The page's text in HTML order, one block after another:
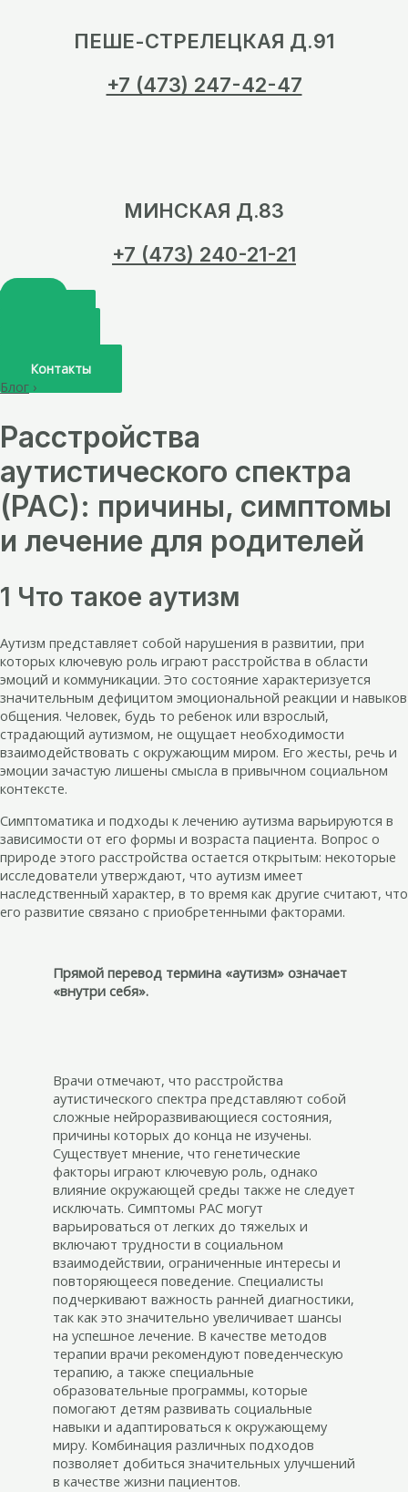
ПЕШЕ-СТРЕЛЕЦКАЯ Д.91
+7 (473) 247-42-47
МИНСКАЯ Д.83
+7 (473) 240-21-21
Контакты
Блог ›
Расстройства
аутистического спектра
(РАС): причины, симптомы
и лечение для родителей
1 Что такое аутизм
Аутизм представляет собой нарушения в развитии, при
которых ключевую роль играют расстройства в области
эмоций и коммуникации. Это состояние характеризуется
значительным дефицитом эмоциональной реакции и навыков
общения. Человек, будь то ребенок или взрослый,
страдающий аутизмом, не ощущает необходимости
взаимодействовать с окружающим миром. Его жесты, речь и
эмоции зачастую лишены смысла в привычном социальном
контексте.
Симптоматика и подходы к лечению аутизма варьируются в
зависимости от его формы и возраста пациента. Вопрос о
природе этого расстройства остается открытым: некоторые
исследователи утверждают, что аутизм имеет
наследственный характер, в то время как другие считают, что
его развитие связано с приобретенными факторами.
Прямой перевод термина «аутизм» означает
«внутри себя».
Врачи отмечают, что расстройства
аутистического спектра представляют собой
сложные нейроразвивающиеся состояния,
причины которых до конца не изучены.
Существует мнение, что генетические
факторы играют ключевую роль, однако
влияние окружающей среды также не следует
исключать. Симптомы РАС могут
варьироваться от легких до тяжелых и
включают трудности в социальном
взаимодействии, ограниченные интересы и
повторяющееся поведение. Специалисты
подчеркивают важность ранней диагностики,
так как это значительно увеличивает шансы
на успешное лечение. В качестве методов
терапии врачи рекомендуют поведенческую
терапию, а также специальные
образовательные программы, которые
помогают детям развивать социальные
навыки и адаптироваться к окружающему
миру. Комбинация различных подходов
позволяет добиться значительных улучшений
в качестве жизни пациентов.